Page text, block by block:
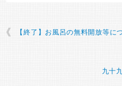
【終了】お風呂の無料開放等に
九十